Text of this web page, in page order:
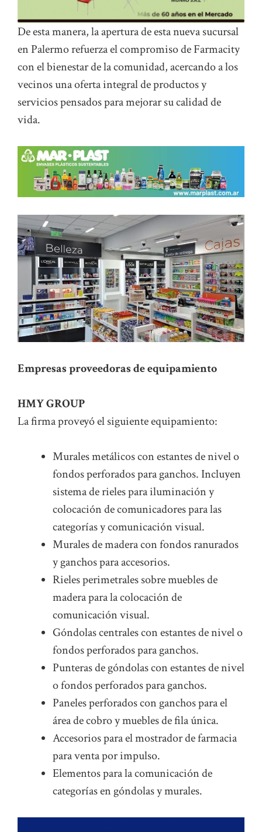
De esta manera, la apertura de esta nueva sucursal
en Palermo refuerza el compromiso de Farmacity
con el bienestar de la comunidad, acercando a los
vecinos una oferta integral de productos y
servicios pensados para mejorar su calidad de
vida.
Empresas proveedoras de equipamiento
HMY GROUP
La firma proveyó el siguiente equipamiento:
Murales metálicos con estantes de nivel o
fondos perforados para ganchos. Incluyen
sistema de rieles para iluminación y
colocación de comunicadores para las
categorías y comunicación visual.
Murales de madera con fondos ranurados
y ganchos para accesorios.
Rieles perimetrales sobre muebles de
madera para la colocación de
comunicación visual.
Góndolas centrales con estantes de nivel o
fondos perforados para ganchos.
Punteras de góndolas con estantes de nivel
o fondos perforados para ganchos.
Paneles perforados con ganchos para el
área de cobro y muebles de fila única.
Accesorios para el mostrador de farmacia
para venta por impulso.
Elementos para la comunicación de
categorías en góndolas y murales.